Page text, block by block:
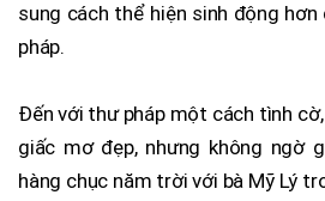
sung cách thể hiện sinh động
pháp.
Đến với thư pháp một cách tình
giấc mơ đẹp, nhưng không ngờ
hàng chục năm trời với bà Mỹ Lý